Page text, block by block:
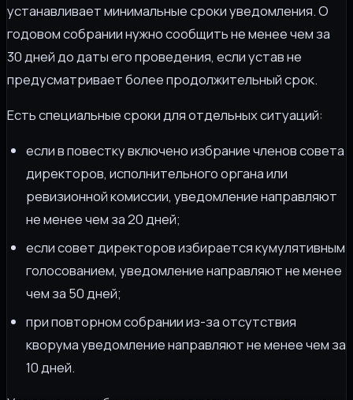
устанавливает минимальные сроки уведомления. О
годовом собрании нужно сообщить не менее чем за
30 дней до даты его проведения, если устав не
предусматривает более продолжительный срок.
Есть специальные сроки для отдельных ситуаций:
если в повестку включено избрание членов совета
директоров, исполнительного органа или
ревизионной комиссии, уведомление направляют
не менее чем за 20 дней;
если совет директоров избирается кумулятивным
голосованием, уведомление направляют не менее
чем за 50 дней;
при повторном собрании из-за отсутствия
кворума уведомление направляют не менее чем за
10 дней.